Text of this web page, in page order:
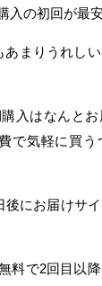
入の初回が最安
まりうれし
入はなんと
で気軽に買
にお届けサ
料で2回目以